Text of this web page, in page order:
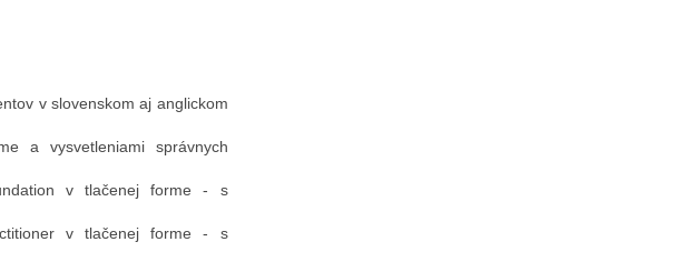
v slovenskom aj anglickom
a vysvetleniami správnych
v tlačenej forme - s
v tlačenej forme - s